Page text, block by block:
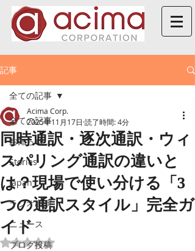
記事
全ての記事
お知らせ
Stories
Japan
ラジオ出演
ニュース
ブログ投稿
全ての記事
同時通訳・逐次通訳・ウィ
スパリング通訳の違いと
は？現場で使い分ける「3
つの通訳スタイル」完全ガ
イド
Acima Corp.
2025年11月17日 読了時間: 4分
5つ星のうちNaNと評価されています。